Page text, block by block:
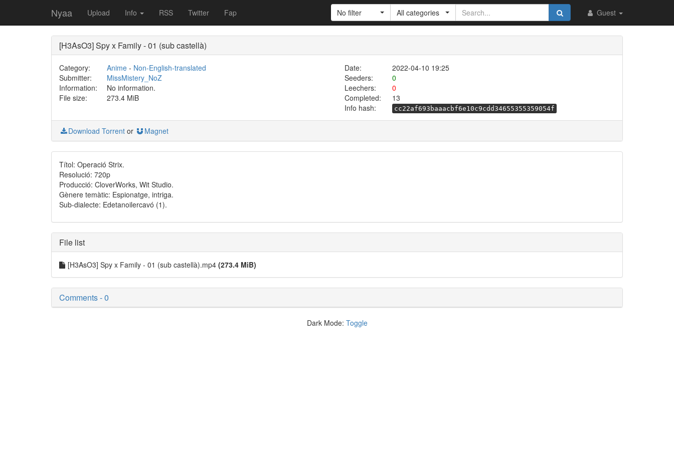
Nyaa Upload Info RSS Twitter Fap Guest
No filter All categories
[H3AsO3] Spy x Family - 01 (sub castellà)
Category: Anime- Non-English-translated Date:
2022-04-10 19:25
Submitter:
MissMistery_NoZ Seeders:
0
Information:
No information. Leechers:
0
File size:
273.4 MiB Completed:
13
Info hash:
cc22af693baaacbf6e10c9cdd34655355359054f
Download Torrent or Magnet
Títol: Operació Strix.
Resolució: 720p
Producció: CloverWorks, Wit Studio.
Gènere temàtic: Espionatge, intriga.
Sub-dialecte: Edetanoilercavó (1).
File list
[H3AsO3] Spy x Family - 01 (sub castellà).mp4 (273.4 MiB)
Comments - 0
Dark Mode: Toggle